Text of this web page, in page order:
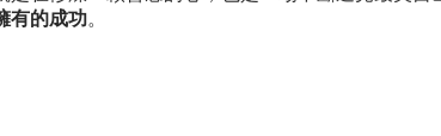
有的成功。